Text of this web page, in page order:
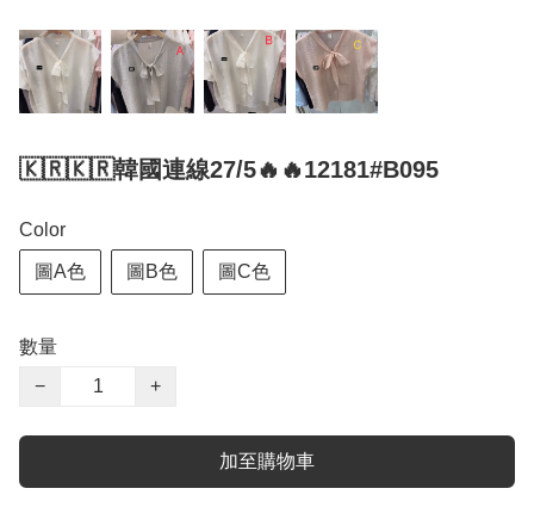
🇰🇷🇰🇷韓國連線27/5🔥🔥12181#B095
Color
圖A色 圖B色 圖C色
數量
−
+
加至購物車